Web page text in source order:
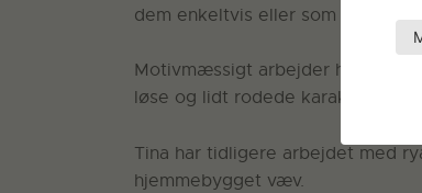
dem enkeltvis eller som ét stort
Motivmæssigt arbejder hun med
løse og lidt rodede karakteristik.
Tina har tidligere arbejdet med
hjemmebygget væv.